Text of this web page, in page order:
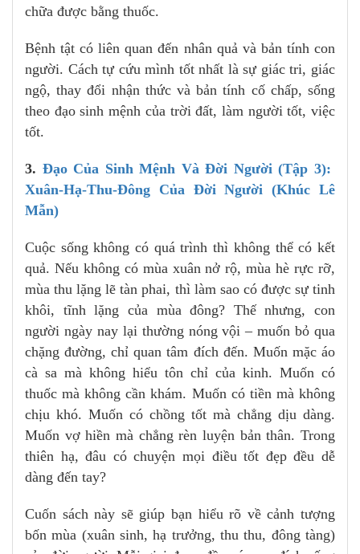
chữa được bằng thuốc.
Bệnh tật có liên quan đến nhân quả và bản tính con
người. Cách tự cứu mình tốt nhất là sự giác tri, giác
ngộ, thay đổi nhận thức và bản tính cố chấp, sống
theo đạo sinh mệnh của trời đất, làm người tốt, việc
tốt.
3. Đạo Của Sinh Mệnh Và Đời Người (Tập 3):
Xuân-Hạ-Thu-Đông Của Đời Người (Khúc Lê
Mẫn)
Cuộc sống không có quá trình thì không thể có kết
quả. Nếu không có mùa xuân nở rộ, mùa hè rực rỡ,
mùa thu lặng lẽ tàn phai, thì làm sao có được sự tinh
khôi, tĩnh lặng của mùa đông? Thế nhưng, con
người ngày nay lại thường nóng vội – muốn bỏ qua
chặng đường, chỉ quan tâm đích đến. Muốn mặc áo
cà sa mà không hiểu tôn chỉ của kinh. Muốn có
thuốc mà không cần khám. Muốn có tiền mà không
chịu khó. Muốn có chồng tốt mà chẳng dịu dàng.
Muốn vợ hiền mà chẳng rèn luyện bản thân. Trong
thiên hạ, đâu có chuyện mọi điều tốt đẹp đều dễ
dàng đến tay?
Cuốn sách này sẽ giúp bạn hiểu rõ về cảnh tượng
bốn mùa (xuân sinh, hạ trưởng, thu thu, đông tàng)